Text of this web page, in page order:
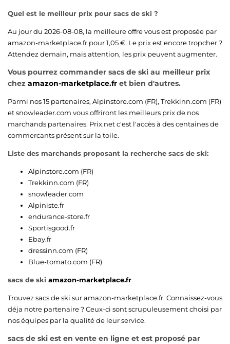
Quel est le meilleur prix pour sacs de ski ?
Au jour du 2026-08-08, la meilleure offre vous est proposée par
amazon-marketplace.fr pour 1,05 €. Le prix est encore tropcher ?
Attendez demain, mais attention, les prix peuvent augmenter.
Vous pourrez commander sacs de ski au meilleur prix
chez amazon-marketplace.fr et bien d'autres.
Parmi nos 15 partenaires, Alpinstore.com (FR), Trekkinn.com (FR)
etsnowleader.com vous offriront les meilleurs prix de nos
marchands partenaires. Prix.net c'est l'accès à des centaines de
commercants présent sur la toile.
Liste des marchands proposant la recherche sacs de ski:
Alpinstore.com (FR)
Trekkinn.com (FR)
snowleader.com
Alpiniste.fr
endurance-store.fr
Sportisgood.fr
Ebay.fr
dressinn.com (FR)
Blue-tomato.com (FR)
sacs de ski amazon-marketplace.fr
Trouvez sacs de ski suramazon-marketplace.fr. Connaissez-vous
déja notre partenaire ? Ceux-ci sont scrupuleusement choisi par
nos équipes par la qualité de leur service.
sacs de ski est en vente en ligne et est proposé par